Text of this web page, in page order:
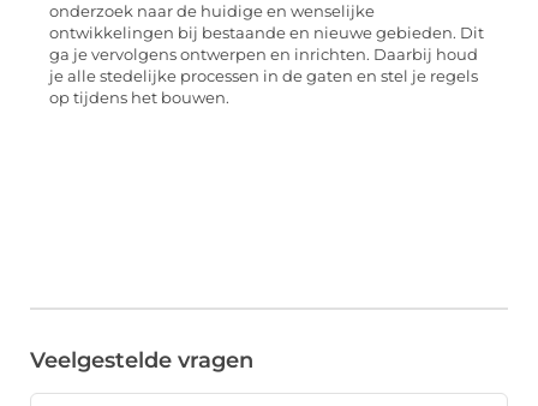
onderzoek naar de huidige en wenselijke
ontwikkelingen bij bestaande en nieuwe gebieden. Dit
ga je vervolgens ontwerpen en inrichten. Daarbij houd
je alle stedelijke processen in de gaten en stel je regels
op tijdens het bouwen.
Veelgestelde vragen